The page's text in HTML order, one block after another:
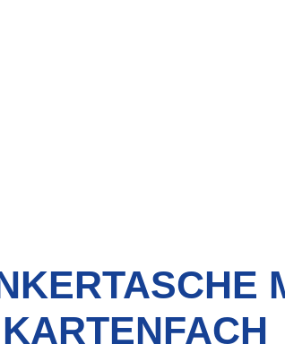
KARTENFACH